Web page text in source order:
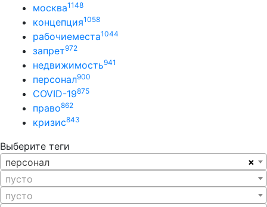
москва1148
концепция1058
рабочиеместа1044
запрет972
недвижимость941
персонал900
COVID-19875
право862
кризис843
Выберите теги
×
персонал
пусто
пусто